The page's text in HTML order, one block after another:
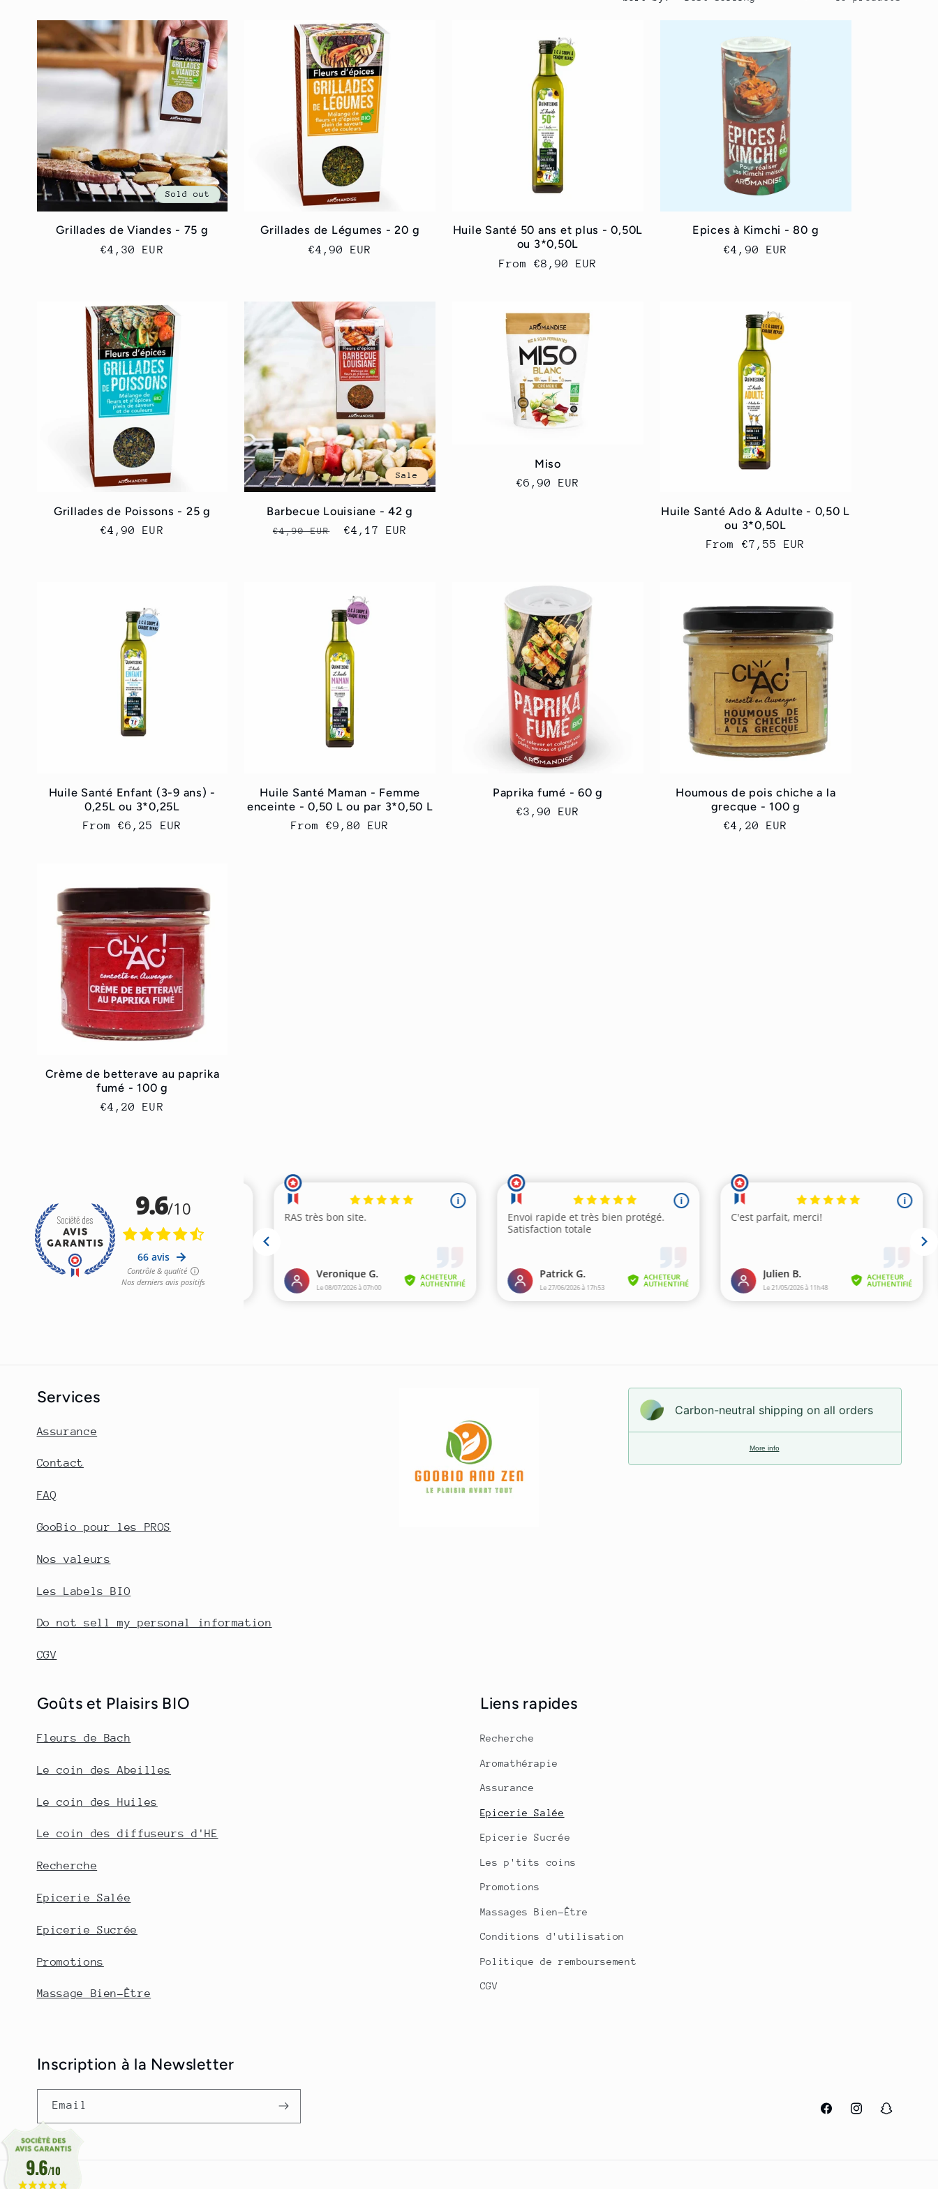
l
l
e
c
t
Sold out
Grillades de Viandes - 75 g
Regular
€4,30 EUR
Grillades de Légumes - 20 g
Regular
€4,90 EUR
Huile Santé 50 ans et plus - 0,50L
ou 3*0,50L
Regular
From €8,90 EUR
Epices à Kimchi - 80 g
Regular
€4,90 EUR
Grillades de Poissons - 25 g
Regular
€4,90 EUR
Sale
Barbecue Louisiane - 42 g
Regular
€4,90 EUR
Sale
€4,17 EUR
Miso
Regular
€6,90 EUR
Huile Santé Ado & Adulte - 0,50 L
ou 3*0,50L
Regular
From €7,55 EUR
Huile Santé Enfant (3-9 ans) -
0,25L ou 3*0,25L
Regular
From€6,25 EUR
Huile Santé Maman - Femme
enceinte - 0,50 L ou par 3*0,50 L
Regular
From€9,80 EUR
Paprika fumé - 60 g
Regular
€3,90 EUR
Houmous de pois chiche a la
grecque - 100 g
Regular
€4,20 EUR
Crème de betterave au paprika
fumé - 100 g
Regular
€4,20 EUR
Services
Assurance
Contact
FAQ
GooBio pour les PROS
Nos valeurs
Les Labels BIO
Do not sell my personal information
CGV
Carbon-neutral shipping on all orders
More info
Goûts et Plaisirs BIO
Fleurs de Bach
Le coin des Abeilles
Le coin des Huiles
Le coin des diffuseurs d'HE
Recherche
Epicerie Salée
Epicerie Sucrée
Promotions
Massage Bien-Être
Liens rapides
Recherche
Aromathérapie
Assurance
Epicerie Salée
Epicerie Sucrée
Les p'tits coins
Promotions
Massages Bien-Être
Conditions d'utilisation
Politique de remboursement
CGV
Inscription à la Newsletter
Email
FacebookInstagramSnapchat
9.6/10